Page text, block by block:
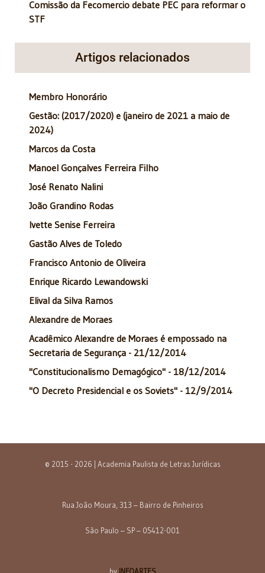
Comissão da Fecomercio debate PEC para reformar o
STF
Artigos relacionados
Membro Honorário
Gestão: (2017/2020) e (janeiro de 2021 a maio de
2024)
Marcos da Costa
Manoel Gonçalves Ferreira Filho
José Renato Nalini
João Grandino Rodas
Ivette Senise Ferreira
Gastão Alves de Toledo
Francisco Antonio de Oliveira
Enrique Ricardo Lewandowski
Elival da Silva Ramos
Alexandre de Moraes
Acadêmico Alexandre de Moraes é empossado na
Secretaria de Segurança - 21/12/2014
"Constitucionalismo Demagógico" - 18/12/2014
"O Decreto Presidencial e os Soviets" - 12/9/2014
© 2015 - 2026 | Academia Paulista de Letras Jurídicas
Rua João Moura, 313 – Bairro de Pinheiros
São Paulo – SP – 05412-001